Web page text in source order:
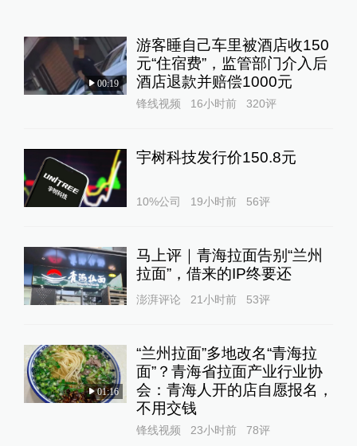
00:19
游客睡自己车里被酒店收150
元“住宿费”，监管部门介入后
酒店退款并赔偿1000元
锋线视频 16小时前 320评
宇树科技发行价150.8元
10%公司 19小时前 56评
马上评｜青海拉面告别“兰州
拉面”，借来的IP终要还
澎湃评论 21小时前 53评
01:16
“兰州拉面”多地改名“青海拉
面”？青海省拉面产业行业协
会：青海人开的店自愿报名，
不用交钱
锋线视频 23小时前 78评